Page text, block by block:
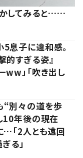
してみると……
息子に違和感。
的すぎる姿』
ww」「吹き出し
“別々の道を歩
10年後の現在
「2人とも遠回
る」